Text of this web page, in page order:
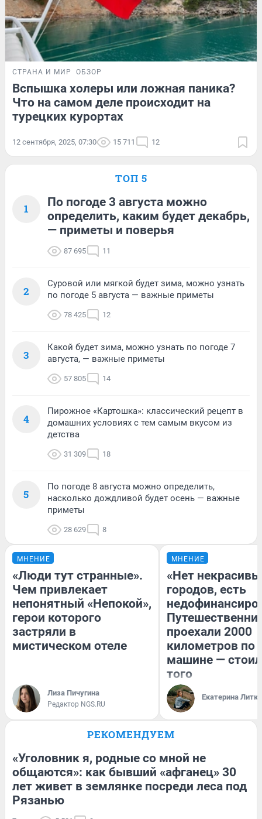
СТРАНА И МИР ОБЗОР
Вспышка холеры или ложная паника?
Что на самом деле происходит на
турецких курортах
12 сентября, 2025, 07:30 15 711 12
ТОП 5
1
По погоде 3 августа можно
определить, каким будет декабрь,
— приметы и поверья
87 695 11
2
Суровой или мягкой будет зима, можно узнать
по погоде 5 августа — важные приметы
78 425 12
3
Какой будет зима, можно узнать по погоде 7
августа, — важные приметы
57 805 14
4
Пирожное «Картошка»: классический рецепт в
домашних условиях с тем самым вкусом из
детства
31 309 18
5
По погоде 8 августа можно определить,
насколько дождливой будет осень — важные
приметы
28 629 8
МНЕНИЕ
«Люди тут странные».
Чем привлекает
непонятный «Непокой»,
герои которого
застряли в
мистическом отеле
Лиза Пичугина
Редактор NGS.RU
МНЕНИЕ
«Нет
городов, есть
проехали 2000
километров по
машине —
того
Екатерина
РЕКОМЕНДУЕМ
«Уголовник я, родные со мной не
общаются»: как бывший «афганец» 30
лет живет в землянке посреди леса под
Рязанью